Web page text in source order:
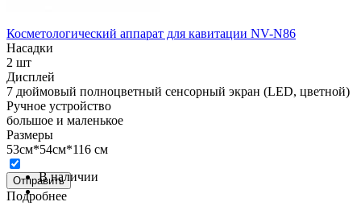
Косметологический аппарат для кавитации NV-N86
Насадки
2 шт
Дисплей
7 дюймовый полноцветный сенсорный экран (LED, цветной)
Ручное устройство
большое и маленькое
Размеры
53см*54см*116 см
В наличии
Отправить
Подробнее